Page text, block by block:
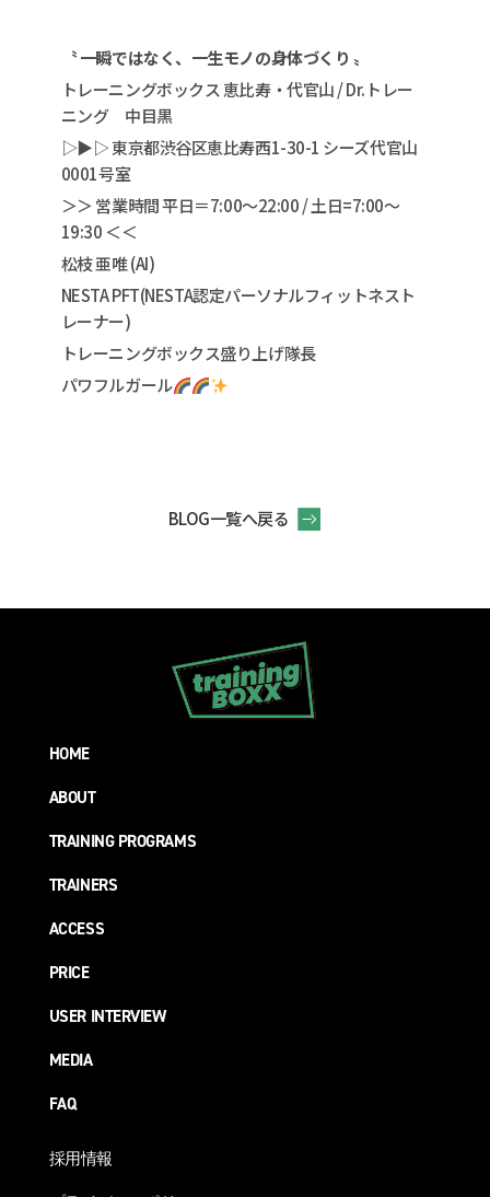
〝 一瞬ではなく、一生モノの身体づくり 〟
トレーニングボックス 恵比寿・代官山 / Dr.トレー
ニング 中目黒
▷▶︎▷ 東京都渋谷区恵比寿西1-30-1 シーズ代官山
0001号室
＞＞ 営業時間 平日＝7:00〜22:00 / 土日=7:00〜
19:30 ＜＜
松枝 亜唯 (AI)
NESTA PFT(NESTA認定パーソナルフィットネスト
レーナー)
トレーニングボックス盛り上げ隊長
パワフルガール
BLOG一覧へ戻る
HOME
ABOUT
TRAINING PROGRAMS
TRAINERS
ACCESS
PRICE
USER INTERVIEW
MEDIA
FAQ
採用情報